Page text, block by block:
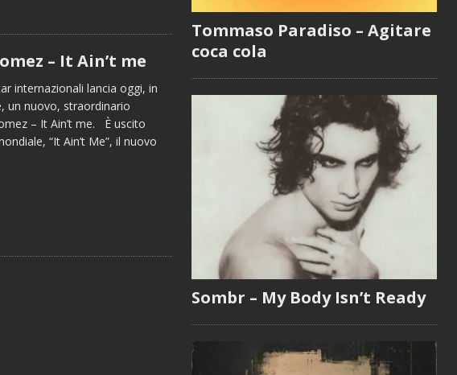
– It Ain’t me
internazionali lancia oggi, in
un nuovo, straordinario
– It Ain’t me. È uscito
“It Ain’t Me”, il nuovo
Tommaso Paradiso – Agitare
coca cola
Sombr – My Body Isn’t Ready